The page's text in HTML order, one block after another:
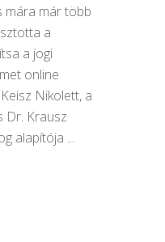
mára már több
a
a jogi
online
Nikolett, a
Dr. Krausz
alapítója